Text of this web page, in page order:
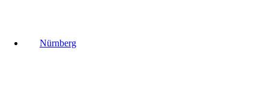
Nürnberg